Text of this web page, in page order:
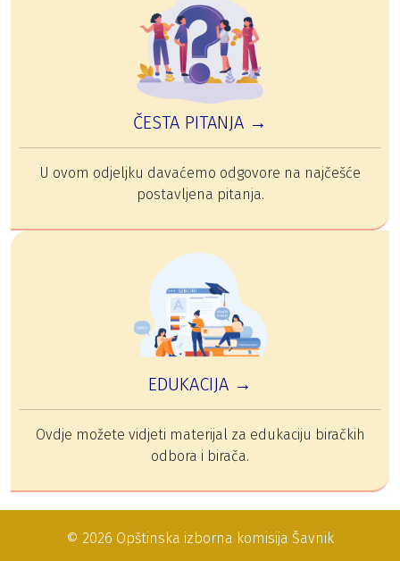
ČESTA PITANJA →
U ovom odjeljku davaćemo odgovore na najčešće
postavljena pitanja.
EDUKACIJA →
Ovdje možete vidjeti materijal za edukaciju biračkih
odbora i birača.
© 2026 Opštinska izborna komisija Šavnik